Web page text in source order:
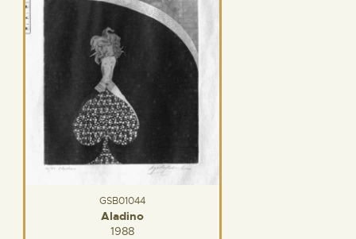
GSB01044
Aladino
1988